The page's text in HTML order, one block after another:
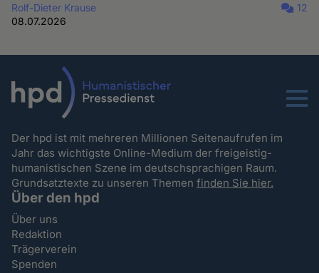
Rolf-Dieter Krause
08.07.2026
12
Menu
Der hpd ist mit mehreren Millionen Seitenaufrufen im
Jahr das wichtigste Online-Medium der freigeistig-
humanistischen Szene im deutschsprachigen Raum.
Grundsatztexte zu unseren Themenfinden Sie hier.
Über den hpd
Über uns
Redaktion
Trägerverein
Spenden